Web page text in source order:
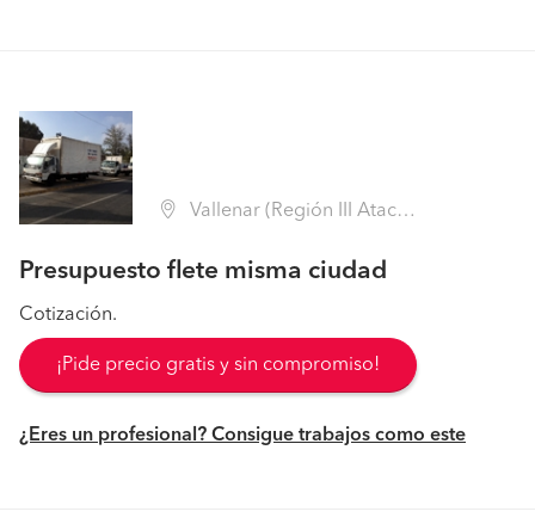
Vallenar (Región III Atacama - Huasco)
Presupuesto flete misma ciudad
Cotización.
¡Pide precio gratis y sin compromiso!
¿Eres un profesional? Consigue trabajos como este